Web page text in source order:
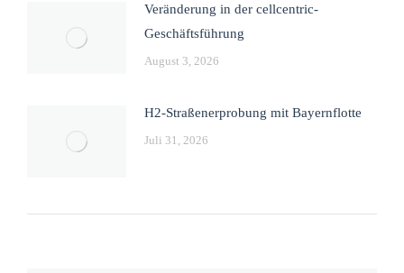
Veränderung in der cellcentric-
Geschäftsführung
August 3, 2026
H2-Straßenerprobung mit Bayernflotte
Juli 31, 2026